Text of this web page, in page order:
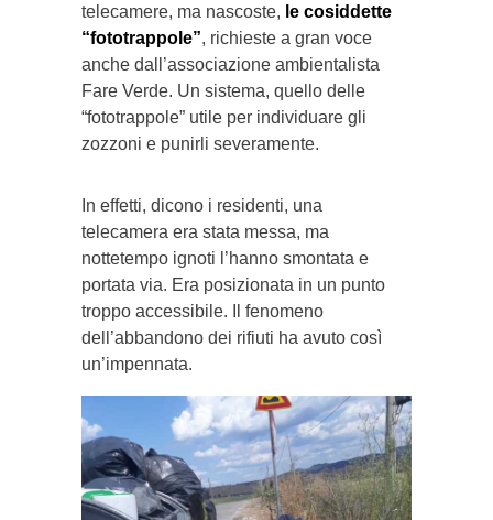
telecamere, ma nascoste, le cosiddette
“fototrappole”, richieste a gran voce
anche dall’associazione ambientalista
Fare Verde. Un sistema, quello delle
“fototrappole” utile per individuare gli
zozzoni e punirli severamente.
In effetti, dicono i residenti, una
telecamera era stata messa, ma
nottetempo ignoti l’hanno smontata e
portata via. Era posizionata in un punto
troppo accessibile. Il fenomeno
dell’abbandono dei rifiuti ha avuto così
un’impennata.